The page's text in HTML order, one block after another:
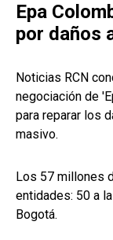
Epa
por daños
Noticias RCN
negociación de
para reparar los
masivo.
Los 57 millones
entidades: 50 a
Bogotá.